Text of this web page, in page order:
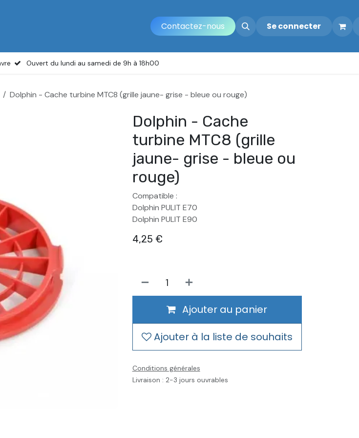
Contactez-nous Se connecter
Ouvert du lundi au samedi de 9h à 18h00
Dolphin - Cache turbine MTC8 (grille jaune- grise - bleue ou rouge)
Dolphin - Cache
turbine MTC8 (grille
jaune- grise - bleue ou
rouge)
Compatible :
Dolphin PULIT E70
Dolphin PULIT E90
4,25 €
Ajouter au panier
Ajouter à la liste de souhaits
Conditions générales
Livraison : 2-3 jours ouvrables